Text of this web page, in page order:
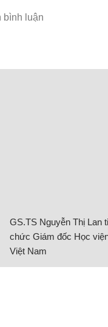
GS.TS Nguyễn Thị Lan
chức Giám đốc Học
Việt Nam